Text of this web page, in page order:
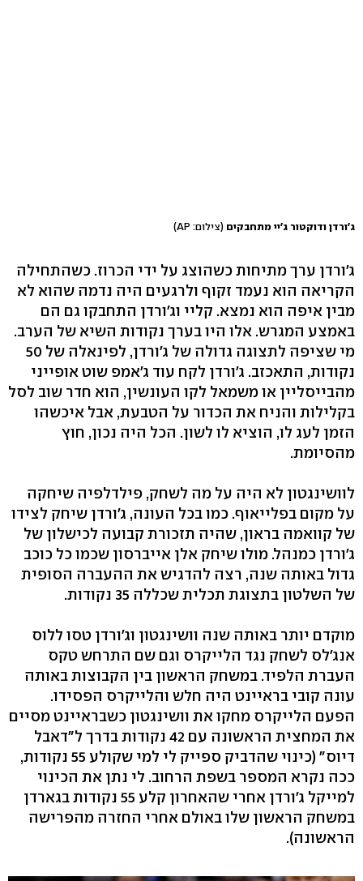
ג'ורדן ודוקטור ג'יי מתחבקים (צילום: AP)
ג'ורדן ערך מתיחות כשהוצג על ידי הכרוז. כשהתחילה
הקריאה הוא נעמד זקוף ולרגעים היה נדמה שהוא לא
מבין איפה הוא נמצא. קליי וג'ורדן התחבקו גם הם
באמצע המגרש. אלו היו בערך נקודות השיא של הערב.
מי שציפה לתצוגה גדולה של ג'ורדן, לפינאלה של 50
נקודות, התאכזב. ג'ורדן לקח עוד ג'אמפ שוט אופייני
מהבייסליין או משמאל לקו העונשין, הוא חדר שוב לסל
בקלילות והניח את הכדור על הטבעת, אבל איכשהו
הזמן לעג לו, הוציא לו לשון. הכל היה נכון, חוץ
מהסיומת.
לוושינגטון לא היה על מה לשחק, פילדלפיה שיחקה
על מקום בפלייאוף. כמו בכל העונה, ג'ורדן שיחק לצידו
של קוואמה בראון, שהיה תזכורת קבועה לכישלון של
ג'ורדן כמנהל. מולו שיחק אלן אייברסון שכמו כל כוכב
גדול באותה שנה, רצה להדגיש את ההעברה הסופית
של השלטון בתצוגת תכלית שכללה 35 נקודות.
מוקדם יותר באותה שנה וושינגטון וג'ורדן טסו ללוס
אנג'לס לשחק נגד הלייקרס וגם שם התרחש טקס
העברת הלפיד. במשחק הראשון בין הקבוצות באותה
עונה קובי בראיינט היה חלש והלייקרס הפסידו.
הפעם הלייקרס מחקו את וושינגטון כשבראיינט מסיים
את המחצית הראשונה עם 42 נקודות בדרך ל"דאבל
דיוס" (כינוי שהדביק ספייק לי למי שקולע 55 נקודות,
ככה נקרא המספר בשפת הרחוב. לי נתן את הכינוי
למייקל ג'ורדן אחרי שהאחרון קלע 55 נקודות בגארדן
במשחק הראשון שלו באולם אחרי החזרה מהפרישה
הראשונה).